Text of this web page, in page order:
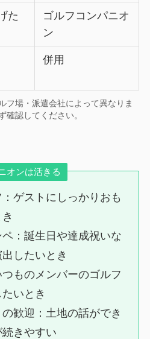
た
ゴルフコンパニオ
ン
併用
フ場・派遣会社によって異なりま
確認してください。
オンは活きる
ゲストにしっかりおも
ペ：誕生日や達成祝いな
したいとき
つものメンバーのゴルフ
いとき
歓迎：土地の話ができ
きやすい